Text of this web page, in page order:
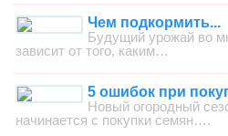
Чем подкормить...
Будущий урожай во
зависит от того, каким…
5 ошибок при
Новый огородный
начинается с покупки семян….